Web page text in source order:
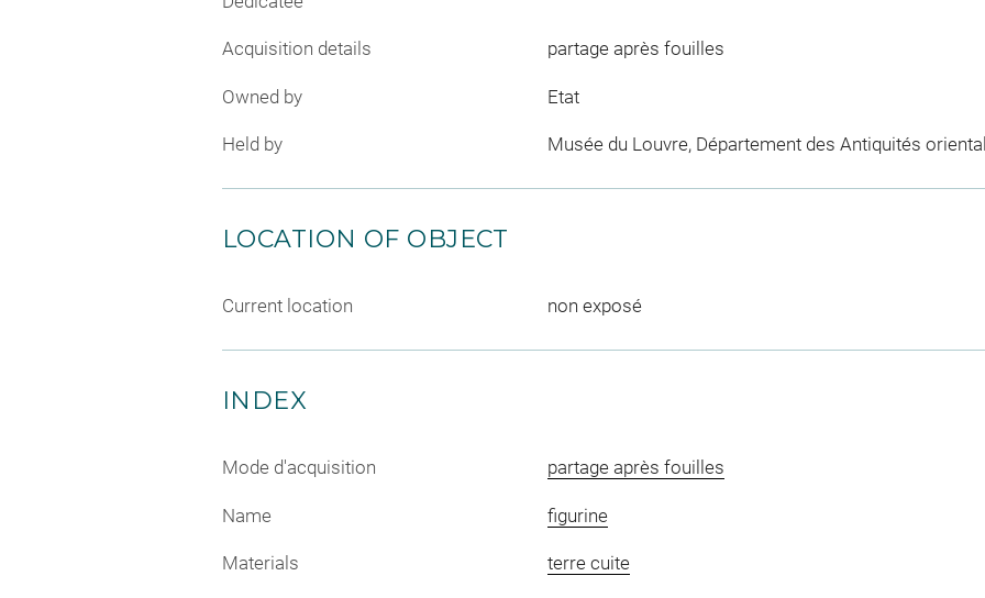
Acquisition details partage après fouilles
Owned by Etat
Held by Musée du Louvre, Département des Antiquités
LOCATION OF OBJECT
Current location non exposé
INDEX
Mode d'acquisition partage après fouilles
Name figurine
Materials terre cuite